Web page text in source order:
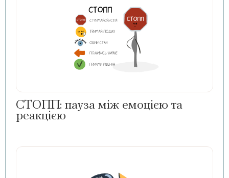
СТОПП: пауза між емоцією та
реакцією